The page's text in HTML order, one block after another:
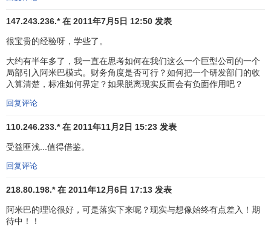
有时阿米巴之间也会出现竞争。但如果阿米巴之间不能
互相尊重、互相帮助，就不可能发挥公司整体的力量。因
纽带连结起来。
经营理念的确立
在公司创建的第二年，招收了10名刚从高中毕业的新职
员。他们在工作了一年左右，开始熟悉工作的时候，突然跑
到我这里要求改善待遇，而且还写了血书，向我提出强硬的
在招聘时曾对他们说过：“我虽然还不知道公司能发展到什么
147.243.236.* 在 2011年7月5日 12:50 发表
很宝贵的经验呀，学些了。
大约有半年多了，我一直在思考如何在我们这么一个巨型公司的一个
局部引入阿米巴模式。财务角度是否可行？如何把一个研发部门的收
入算清楚，标准如何界定？如果脱离现实反而会有负面作用吧？
回复评论
110.246.233.* 在 2011年11月2日 15:23 发表
受益匪浅...值得借鉴。
回复评论
218.80.198.* 在 2011年12月6日 17:13 发表
阿米巴的理论很好，可是落实下来呢？现实与想像始终有点差入！期
待中！！